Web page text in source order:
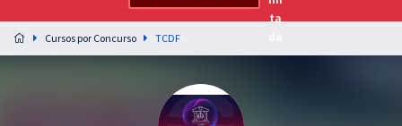
Preparação completa e intensiva para as principais
residências em saúde do Brasil
Cursos por Concurso TCDF